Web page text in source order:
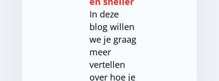
In deze
blog willen
we je graag
meer
vertellen
over hoe je